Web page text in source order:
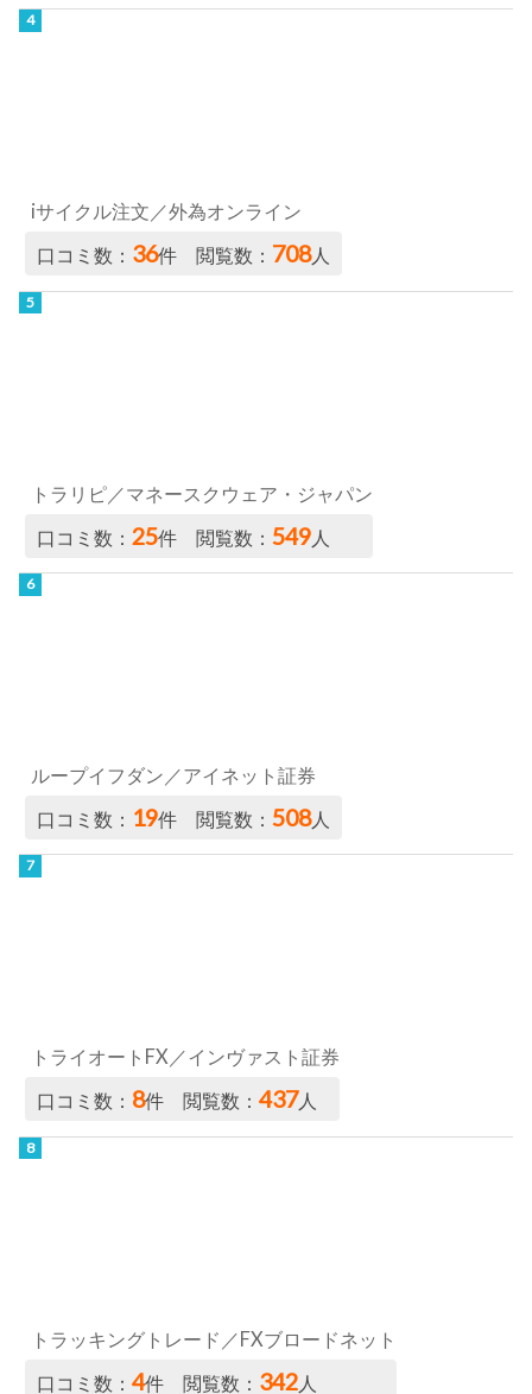
iサイクル注文／外為オンライン
口コミ数： 36件 閲覧数： 708人
トラリピ／マネースクウェア・ジャパン
口コミ数：25件 閲覧数：549 人
ループイフダン／アイネット証券
口コミ数： 19件 閲覧数：508人
トライオートFX／インヴァスト証券
口コミ数： 8件 閲覧数：437人
トラッキングトレード／FXブロードネット
口コミ数：4件 閲覧数： 342 人